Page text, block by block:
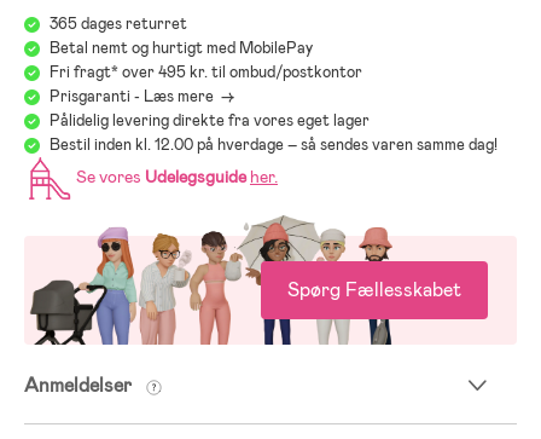
365 dages returret
Betal nemt og hurtigt med MobilePay
Fri fragt* over 495 kr. til ombud/postkontor
Prisgaranti - Læs mere ->
Pålidelig levering direkte fra vores eget lager
Bestil inden kl. 12.00 på hverdage – så sendes varen samme dag!
Se vores Udelegsguide her.
Spørg Fællesskabet
Anmeldelser